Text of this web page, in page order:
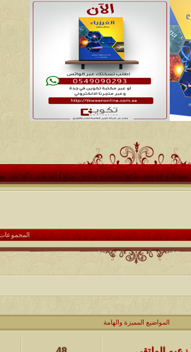
المواضيع المميزة والهامة
كاتب الموضوع مشاركات